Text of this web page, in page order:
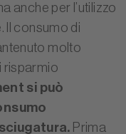
anche per l’utilizzo
Il consumo di
molto
risparmio
si può
Prima